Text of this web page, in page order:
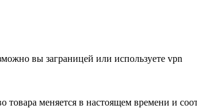
вы заграницей или используете vpn
товара меняется в настоящем времени и